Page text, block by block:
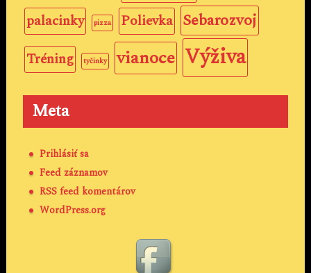
palacinky pizza Polievka Sebarozvoj
Tréning tyčinky vianoce Výživa
Meta
Prihlásiť sa
Feed záznamov
RSS feed komentárov
WordPress.org